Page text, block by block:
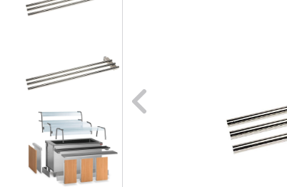
Naar